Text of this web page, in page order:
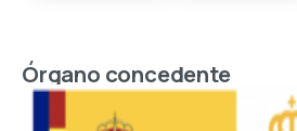
Órgano concedente